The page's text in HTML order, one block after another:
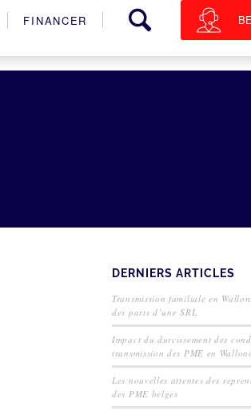
FINANCER
DERNIERS ARTICLES
Transmission familiale en
des parts d’une SRL
Impact du durcissement des
transmission des PME en
Les nouvelles attentes des
des PME belges